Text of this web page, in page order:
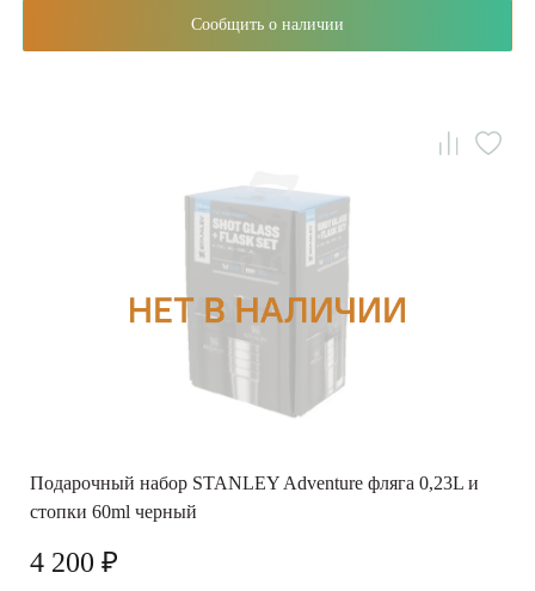
Сообщить о наличии
Подарочный набор STANLEY Adventure фляга 0,23L и
стопки 60ml черный
4 200 ₽